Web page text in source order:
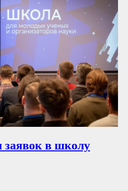
заявок в школу